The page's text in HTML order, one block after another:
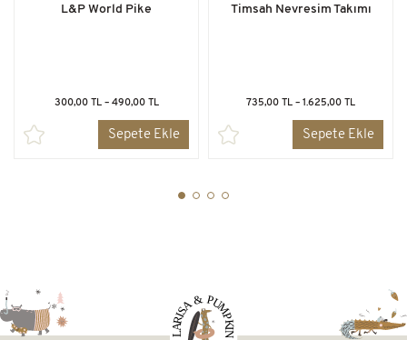
L&P World Pike
300,00 TL – 490,00 TL
Sepete Ekle
Timsah Nevresim Takımı
735,00 TL – 1.625,00 TL
Sepete Ekle